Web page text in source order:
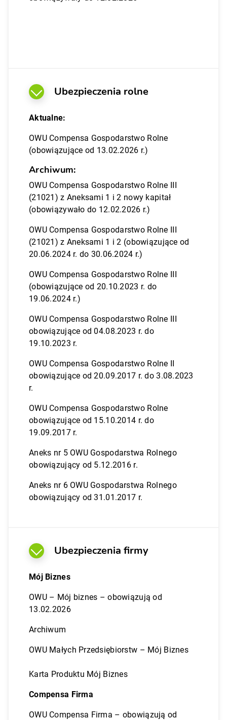
Ubezpieczenia rolne
Aktualne:
OWU Compensa Gospodarstwo Rolne
(obowiązujące od 13.02.2026 r.)
Archiwum:
OWU Compensa Gospodarstwo Rolne III
(21021) z Aneksami 1 i 2 nowy kapitał
(obowiązywało do 12.02.2026 r.)
OWU Compensa Gospodarstwo Rolne III
(21021) z Aneksami 1 i 2 (obowiązujące od
20.06.2024 r. do 30.06.2024 r.)
OWU Compensa Gospodarstwo Rolne III
(obowiązujące od 20.10.2023 r. do
19.06.2024 r.)
OWU Compensa Gospodarstwo Rolne III
obowiązujące od 04.08.2023 r. do
19.10.2023 r.
OWU Compensa Gospodarstwo Rolne II
obowiązujące od 20.09.2017 r. do 3.08.2023
r.
OWU Compensa Gospodarstwo Rolne
obowiązujące od 15.10.2014 r. do
19.09.2017 r.
Aneks nr 5 OWU Gospodarstwa Rolnego
obowiązujący od 5.12.2016 r.
Aneks nr 6 OWU Gospodarstwa Rolnego
obowiązujący od 31.01.2017 r.
Ubezpieczenia firmy
Mój Biznes
OWU – Mój biznes – obowiązują od
13.02.2026
Archiwum
OWU Małych Przedsiębiorstw – Mój Biznes
Karta Produktu Mój Biznes
Compensa Firma
OWU Compensa Firma – obowiązują od